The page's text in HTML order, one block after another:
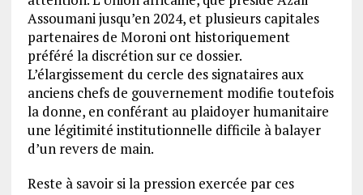
Assoumani jusqu’en 2024, et plusieurs capitales
partenaires de Moroni ont historiquement
préféré la discrétion sur ce dossier.
L’élargissement du cercle des signataires aux
anciens chefs de gouvernement modifie toutefois
la donne, en conférant au plaidoyer humanitaire
une légitimité institutionnelle difficile à balayer
d’un revers de main.
Reste à savoir si la pression exercée par ces